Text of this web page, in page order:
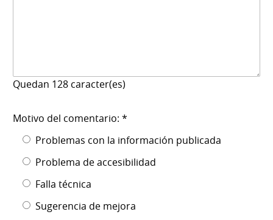
Quedan 128 caracter(es)
Motivo del comentario: *
Problemas con la información publicada
Problema de accesibilidad
Falla técnica
Sugerencia de mejora